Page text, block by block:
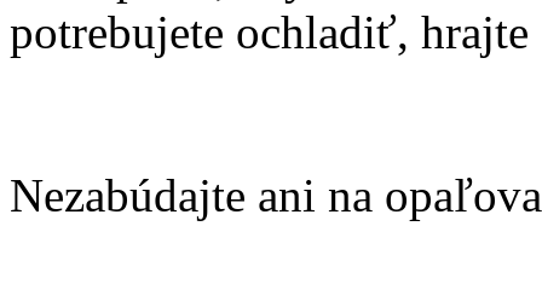
potrebujete ochladiť, hrajte
Nezabúdajte ani na